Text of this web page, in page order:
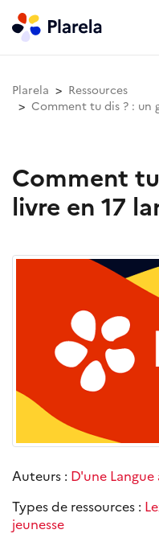
Plarela
Ressources
Comment tu dis ? : un
Comment
livre en 17
Auteurs : D'une
Types de ressources :
jeunesse